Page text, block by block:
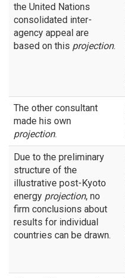
the United Nations
consolidated inter-
agency appeal are
based on this projection.
The other consultant
made his own
projection.
Due to the preliminary
structure of the
illustrative post-Kyoto
energy projection, no
firm conclusions about
results for individual
countries can be drawn.